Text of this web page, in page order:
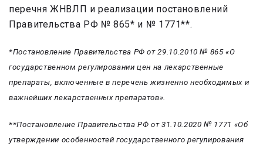
перечня ЖНВЛП и реализации постановлений
Правительства РФ № 865* и № 1771**.
*Постановление Правительства РФ от 29.10.2010 № 865 «О
государственном регулировании цен на лекарственные
препараты, включенные в перечень жизненно необходимых и
важнейших лекарственных препаратов».
**Постановление Правительства РФ от 31.10.2020 № 1771 «Об
утверждении особенностей государственного регулирования